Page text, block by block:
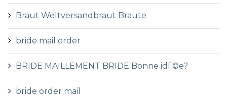
Braut Weltversandbraut Braute
bride mail order
BRIDE MAILLEMENT BRIDE Bonne idГ©e?
bride order mail